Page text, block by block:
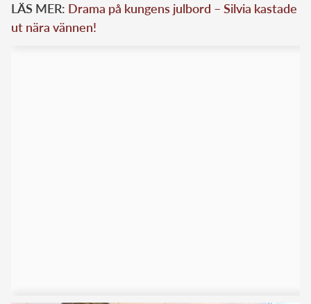
LÄS MER: Drama på kungens julbord – Silvia kastade
ut nära vännen!